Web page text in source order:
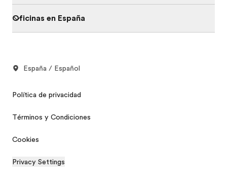
Oficinas en España
España / Español
Política de privacidad
Términos y Condiciones
Cookies
Privacy Settings